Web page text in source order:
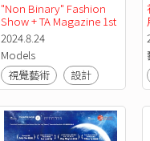
"Non Binary" Fashion
Show + TA Magazine 1st
Printed Edition Launch
Party
2024.8.24
Models
視覺藝術
設計